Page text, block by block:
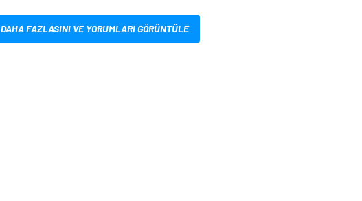
DAHA FAZLASINI VE YORUMLARI GÖRÜNTÜLE